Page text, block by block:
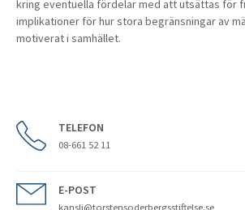
kring eventuella fördelar med att utsättas för
implikationer för hur stora begränsningar av
motiverat i samhället.
TELEFON
08-661 52 11
E-POST
kansli@torstensoderbergsstiftelse.se